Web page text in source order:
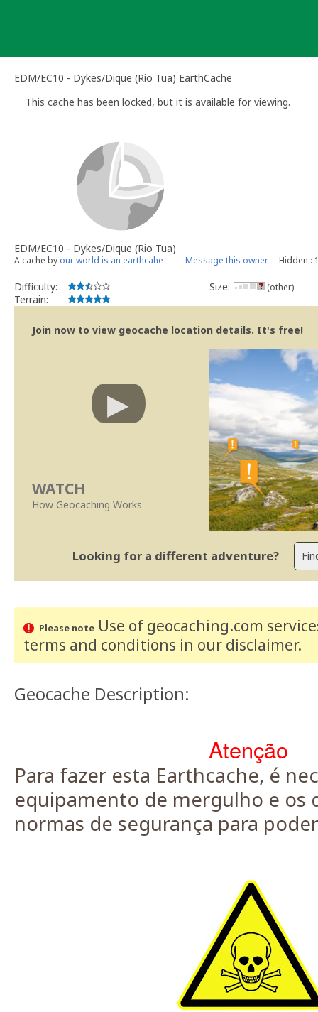
EDM/EC10 - Dykes/Dique (Rio Tua) EarthCache
This cache has been locked, but it is available for viewing.
EDM/EC10 - Dykes/Dique (Rio Tua)
A cache by our world is an earthcahe Message this owner Hidden :
Difficulty:
Terrain:
Size: (other)
Join now to view geocache location details. It's free!
WATCH
How Geocaching Works
Looking for a different adventure?
Please noteUse of geocaching.com
terms and conditions in our disclaimer.
Geocache Description:
Atenção
Para fazer esta Earthcache, é
equipamento de mergulho e os
normas de segurança para